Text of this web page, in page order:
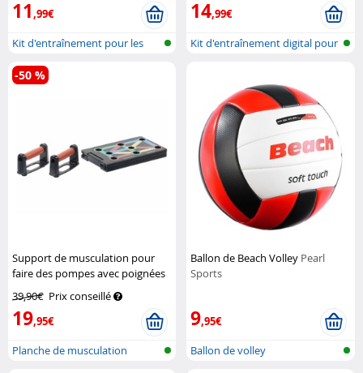
11,99€
Kit d'entraînement pour les
mains
14,99€
Kit d'entraînement digital pour
Support de musculation pour
faire des pompes avec poignées
Newgen Medicals
39,90€ Prix conseillé
19,95€
-50 %
Planche de musculation
Ballon de Beach Volley Pearl
Sports
9,95€
Ballon de volley